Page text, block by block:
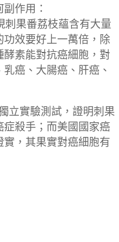
作用：
刺果番荔枝蘊含有大量
功效要好上一萬倍，除
素能對抗癌細胞，對
癌、大腸癌、肝癌、
立實驗測試，證明刺果
殺手；而美國國家癌
，其果實對癌細胞有